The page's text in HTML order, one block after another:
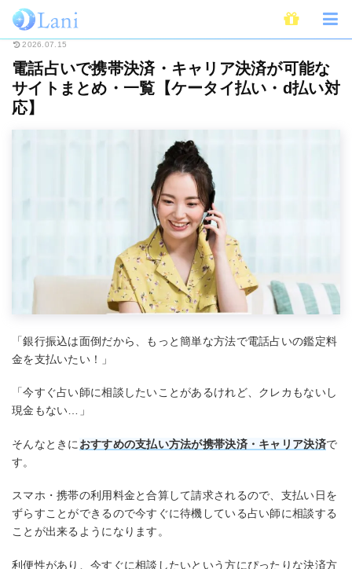
ホーム 電話占い 電話占いで携帯決済・キャリア決済が可能なサイトまと
2026.07.15
電話占いで携帯決済・キャリア決済が可能な
サイトまとめ・一覧【ケータイ払い・d払い対
応】
「銀行振込は面倒だから、もっと簡単な方法で電話占いの鑑定料
金を支払いたい！」
「今すぐ占い師に相談したいことがあるけれど、クレカもないし
現金もない…」
そんなときに おすすめの支払い方法が携帯決済・キャリア決済で
す。
スマホ・携帯の利用料金と合算して請求されるので、支払い日を
ずらすことができるので今すぐに待機している占い師に相談する
ことが出来るようになります。
利便性があり、今すぐに相談したいという方にぴったりな決済方